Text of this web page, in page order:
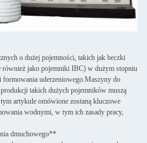
o dużej pojemności, takich jak beczki
również jako pojemniki IBC) w dużym stopniu
formowania uderzeniowego.Maszyny do
takich dużych pojemników muszą
artykule omówione zostaną kluczowe
wodnymi, w tym ich zasady pracy,
dmuchowego**